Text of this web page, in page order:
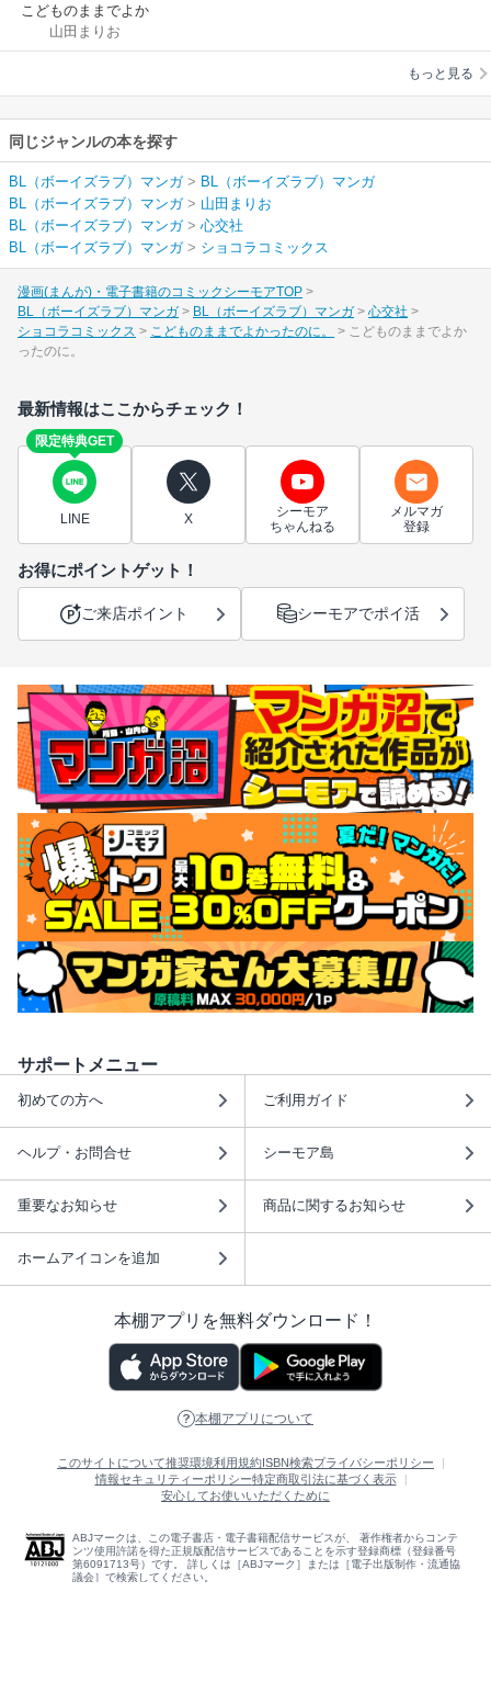
こどものままでよか
ったのに。
山田まりお
もっと見る
同じジャンルの本を探す
BL（ボーイズラブ）マンガ> BL（ボーイズラブ）マンガ
BL（ボーイズラブ）マンガ> 山田まりお
BL（ボーイズラブ）マンガ> 心交社
BL（ボーイズラブ）マンガ> ショコラコミックス
漫画(まんが)・電子書籍のコミックシーモアTOP
BL（ボーイズラブ）マンガ
BL（ボーイズラブ）マンガ
心交社
ショコラコミックス
こどものままでよかったのに。
こどものままでよか
ったのに。
最新情報はここからチェック！
限定特典GET
LINE X
シーモア
ちゃんねる
メルマガ
登録
お得にポイントゲット！
ご来店ポイント シーモアでポイ活
サポートメニュー
初めての方へ ご利用ガイド
ヘルプ・お問合せ シーモア島
重要なお知らせ 商品に関するお知らせ
ホームアイコンを追加
本棚アプリを無料ダウンロード！
本棚アプリについて
このサイトについて推奨環境利用規約ISBN検索プライバシーポリシー
情報セキュリティーポリシー特定商取引法に基づく表示
安心してお使いいただくために
ABJマークは、この電子書店・電子書籍配信サービスが、 著作権者からコンテ
ンツ使用許諾を得た正規版配信サービスであることを示す登録商標（登録番号
第6091713号）です。 詳しくは［ABJマーク］または［電子出版制作・流通協
議会］で検索してください。